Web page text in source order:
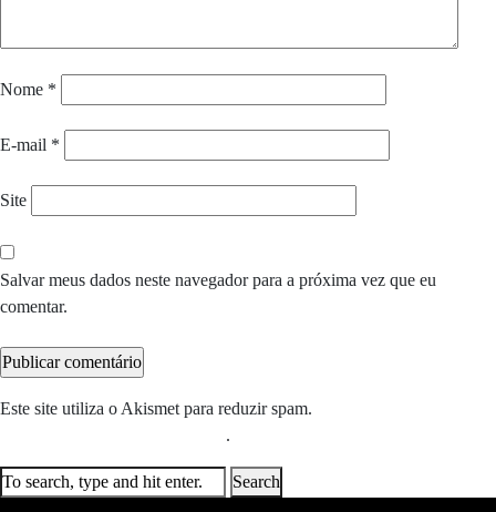
Nome *
E-mail *
Site
Salvar meus dados neste navegador para a próxima vez que eu
comentar.
Este site utiliza o Akismet para reduzir spam.
.
Search